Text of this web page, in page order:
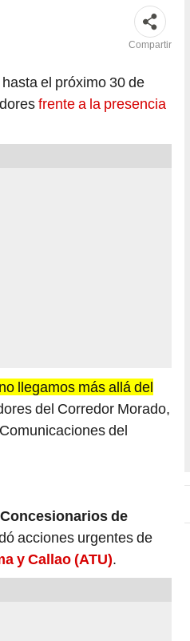
Compartir
el próximo 30 de
frente a la presencia
llegamos más allá del
del Corredor Morado,
del
de
acciones urgentes de
y Callao (ATU).